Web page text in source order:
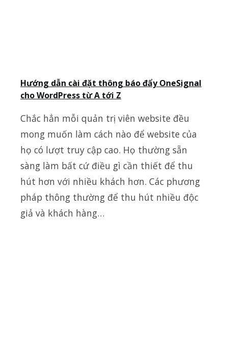
Hướng dẫn cài đặt thông báo đẩy OneSignal
cho WordPress từ A tới Z
Chắc hẳn mỗi quản trị viên website đều
mong muốn làm cách nào để website của
họ có lượt truy cập cao. Họ thường sẵn
sàng làm bất cứ điều gì cần thiết để thu
hút hơn với nhiều khách hơn. Các phương
pháp thông thường để thu hút nhiều độc
giả và khách hàng…